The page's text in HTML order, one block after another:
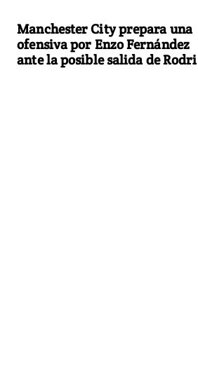
Manchester City prepara una
ofensiva por Enzo Fernández
ante la posible salida de Rodri